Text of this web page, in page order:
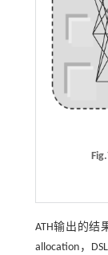
ATH输出的结
allocation，